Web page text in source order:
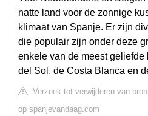
natte land voor de zonnige
klimaat van Spanje. Er zijn
die populair zijn onder deze
enkele van de meest geliefde
del Sol, de Costa Blanca en
Verzoek tot verwijderen van bron
op spanjevandaag.com